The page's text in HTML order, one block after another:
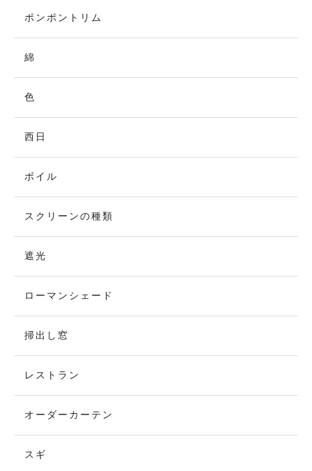
ポンポントリム
綿
色
西日
ボイル
スクリーンの種類
遮光
ローマンシェード
掃出し窓
レストラン
オーダーカーテン
スギ